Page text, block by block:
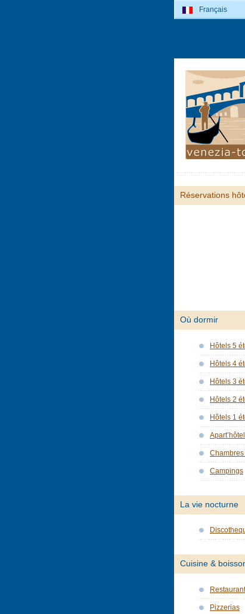
Réservations
Où dormir
Hôtels 5
Hôtels 4
Hôtels 3
Hôtels 2
Hôtels 1
Campings
La vie nocturne
Cuisine &
Pizzerias
Français